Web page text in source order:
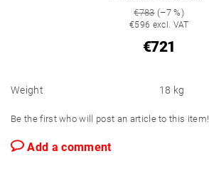
€783(–7 %)
€596 excl. VAT
€721
Weight 18 kg
Be the first who will post an article to this item!
Add a comment